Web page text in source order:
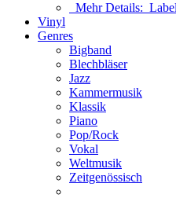
Mehr Details:
Vinyl
Genres
Bigband
Blechbläser
Jazz
Kammermusik
Klassik
Piano
Pop/Rock
Vokal
Weltmusik
Zeitgenössisch